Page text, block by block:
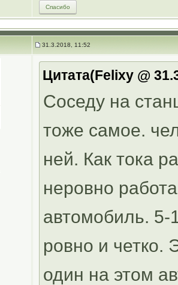
Спасибо
31.3.2018, 11:52
Цитата(Felixy @
Соседу на
тоже самое.
ней. Как тока
неровно
автомобиль. 5-
ровно и четко.
один на этом